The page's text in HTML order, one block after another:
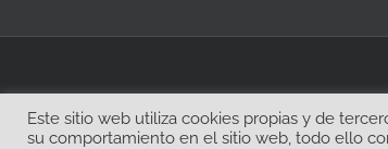
Este sitio web utiliza cookies propias y de
su comportamiento en el sitio web, todo ello